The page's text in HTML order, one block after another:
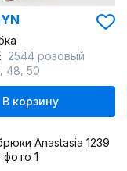
2544 розовый
48 50
В корзину